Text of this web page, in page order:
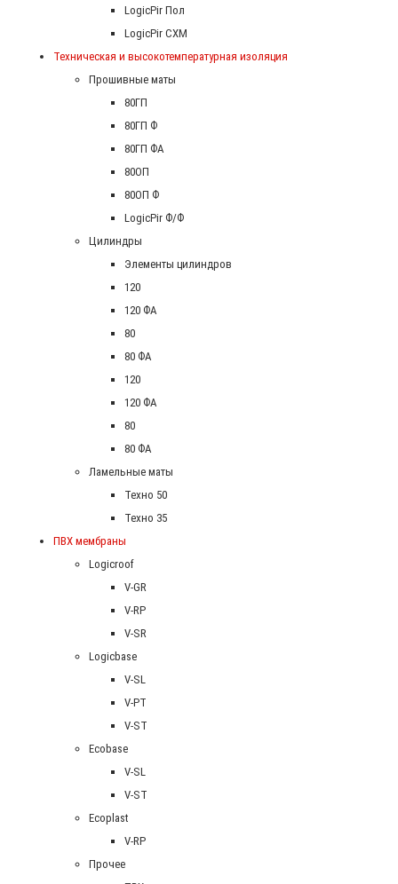
LogicPir Пол
LogicPir СХМ
Техническая и высокотемпературная изоляция
Прошивные маты
80ГП
80ГП Ф
80ГП ФА
80ОП
80ОП Ф
LogicPir Ф/Ф
Цилиндры
Элементы цилиндров
120
120 ФА
80
80 ФА
120
120 ФА
80
80 ФА
Ламельные маты
Техно 50
Техно 35
ПВХ мембраны
Logicroof
V-GR
V-RP
V-SR
Logicbase
V-SL
V-PT
V-ST
Ecobase
V-SL
V-ST
Ecoplast
V-RP
Прочее